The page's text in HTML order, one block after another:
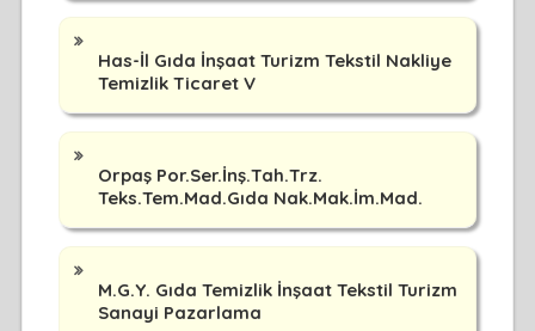
Has-İl Gıda İnşaat Turizm Tekstil Nakliye
Temizlik Ticaret V
Orpaş Por.Ser.İnş.Tah.Trz.
Teks.Tem.Mad.Gıda Nak.Mak.İm.Mad.
M.G.Y. Gıda Temizlik İnşaat Tekstil Turizm
Sanayi Pazarlama